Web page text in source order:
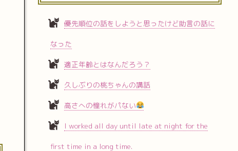
優先順位の話をしようと思ったけど助言の話に
なった
適正年齢とはなんだろう？
久しぶりの桃ちゃんの講話
高さへの憧れがパない
I worked all day until late at night for the
first time in a long time.